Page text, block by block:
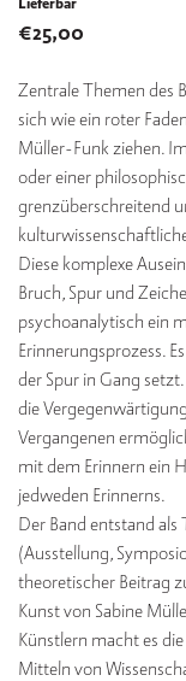
Lieferbar
€25,00
Zentrale Themen des
sich wie ein roter
Müller-Funk ziehen.
oder einer
grenzüberschreitend
Diese komplexe
Bruch, Spur und
psychoanalytisch ein
Erinnerungsprozess.
der Spur in Gang
die
Vergangenen
mit dem Erinnern ein
jedweden Erinnerns.
Der Band entstand als
(Ausstellung,
theoretischer Beitrag
Kunst von Sabine
Künstlern macht es
Mitteln von